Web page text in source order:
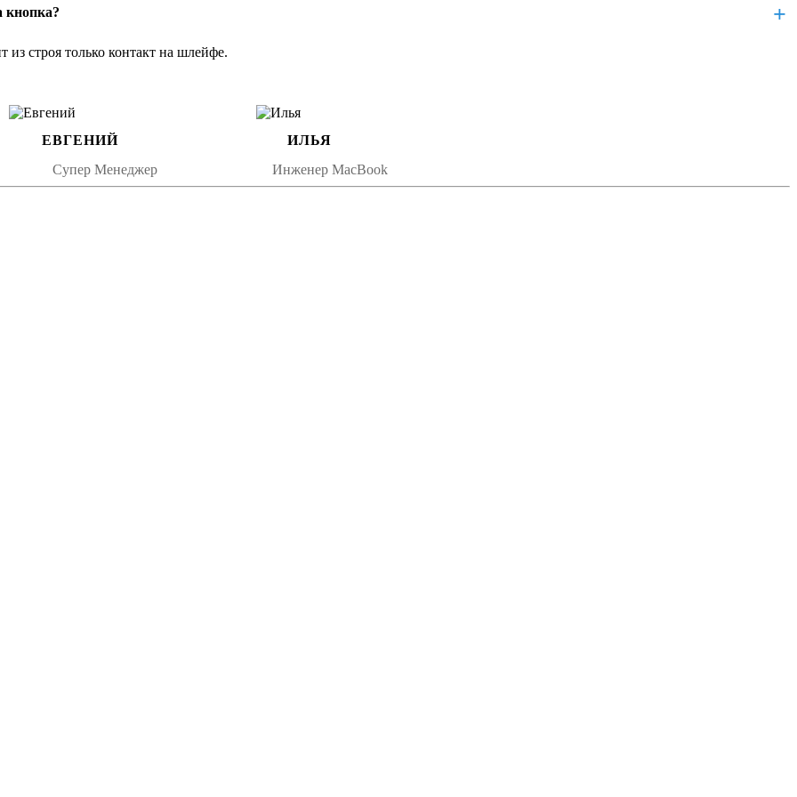
— также можем предложить локальное восстановление или замену части корпуса.
iPad Pro 11 2021
восстановление за разумную доплату.
кнопка?
из строя только контакт на шлейфе.
ЕВГЕНИЙ
Супер Менеджер
ИЛЬЯ
Инженер MacBook